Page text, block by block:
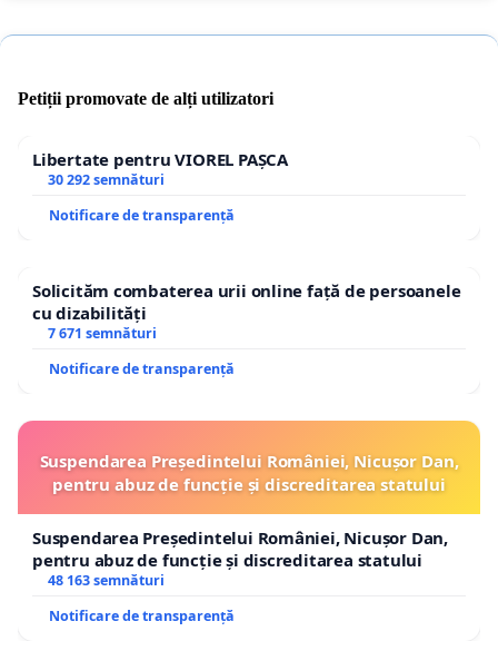
Petiții promovate de alți utilizatori
Libertate pentru VIOREL PAȘCA
30 292 semnături
Notificare de transparență
Solicităm combaterea urii online față de persoanele
cu dizabilități
7 671 semnături
Notificare de transparență
Suspendarea Președintelui României, Nicușor Dan,
pentru abuz de funcție și discreditarea statului
Suspendarea Președintelui României, Nicușor Dan,
pentru abuz de funcție și discreditarea statului
48 163 semnături
Notificare de transparență